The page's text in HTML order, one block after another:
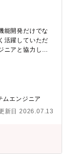
能開発だけでな
活躍していただ
ニアと協力し合
楽しみながら開
け入れながら最
パス】ご経験や
テックリードな
自動車販売業
ムエンジニア
新日 2026.07.13